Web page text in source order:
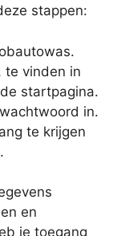
stappen:
te vinden in
startpagina.
in.
te krijgen
en
je toegang